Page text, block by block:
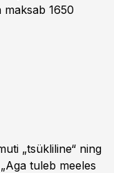
1650
„tsükliline“ ning
tuleb meeles